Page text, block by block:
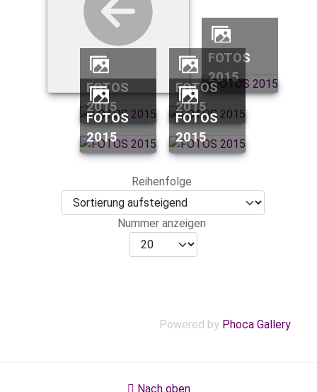
FOTOS
2015
FOTOS
2015
FOTOS
2015
FOTOS
2015
FOTOS
2015
Reihenfolge
Nummer anzeigen
Powered by Phoca Gallery
Nach oben